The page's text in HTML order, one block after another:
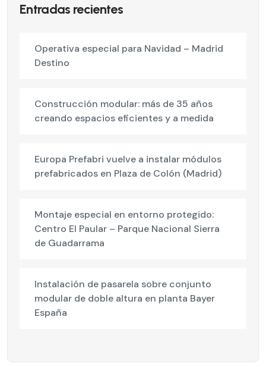
Entradas recientes
Operativa especial para Navidad – Madrid
Destino
Construcción modular: más de 35 años
creando espacios eficientes y a medida
Europa Prefabri vuelve a instalar módulos
prefabricados en Plaza de Colón (Madrid)
Montaje especial en entorno protegido:
Centro El Paular – Parque Nacional Sierra
de Guadarrama
Instalación de pasarela sobre conjunto
modular de doble altura en planta Bayer
España